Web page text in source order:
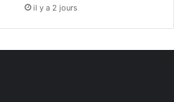
il y a 2 jours